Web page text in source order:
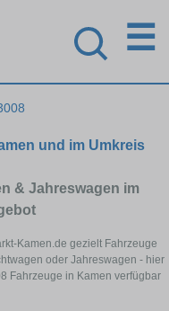
☰
und im Umkreis
& Jahreswagen im
Kamen.de gezielt Fahrzeuge
oder Jahreswagen - hier
Fahrzeuge in Kamen verfügbar